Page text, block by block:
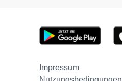
Impressum